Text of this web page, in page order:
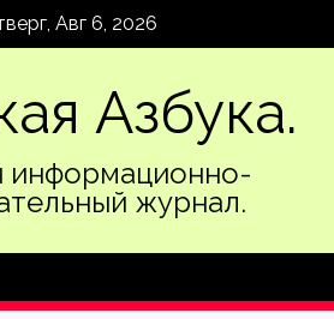
Авг 6, 2026
Азбука.
информационно-
журнал.